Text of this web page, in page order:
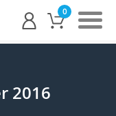
0
2016